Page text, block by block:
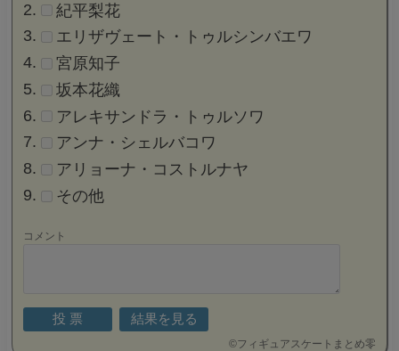
紀平梨花
エリザヴェート・トゥルシンバエワ
宮原知子
坂本花織
アレキサンドラ・トゥルソワ
アンナ・シェルバコワ
アリョーナ・コストルナヤ
その他
コメント
©フィギュアスケートまとめ零